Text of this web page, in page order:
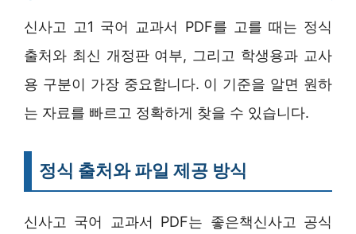
신사고 고1 국어 교과서 PDF를 고를 때는 정식
출처와 최신 개정판 여부, 그리고 학생용과 교사
용 구분이 가장 중요합니다. 이 기준을 알면 원하
는 자료를 빠르고 정확하게 찾을 수 있습니다.
정식 출처와 파일 제공 방식
신사고 국어 교과서 PDF는 좋은책신사고 공식